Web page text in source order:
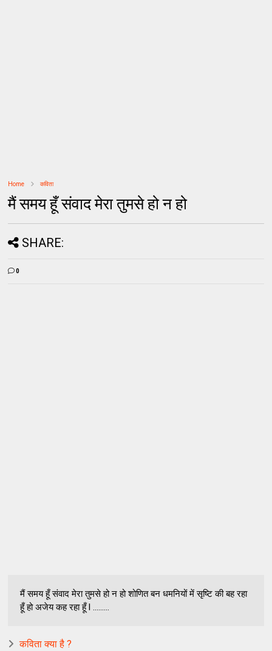
Home कविता
मैं समय हूँ संवाद मेरा तुमसे हो न हो
SHARE:
0
मैं समय हूँ संवाद मेरा तुमसे हो न हो शोणित बन धमनियों में सृष्टि की बह रहा
हूँ हो अजेय कह रहा हूँ l .........
कविता क्या है ?